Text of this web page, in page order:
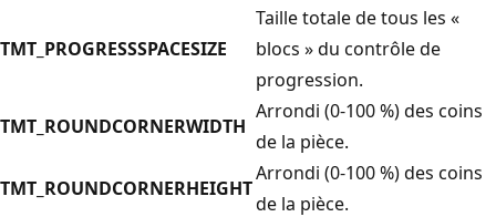
TMT_PROGRESSSPACESIZE
Taille totale de tous les «
blocs » du contrôle de
progression.
TMT_ROUNDCORNERWIDTH
Arrondi (0-100 %) des coins
de la pièce.
TMT_ROUNDCORNERHEIGHT
Arrondi (0-100 %) des coins
de la pièce.